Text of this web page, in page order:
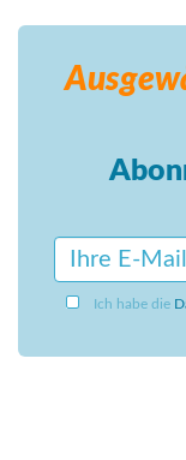
Ich habe die